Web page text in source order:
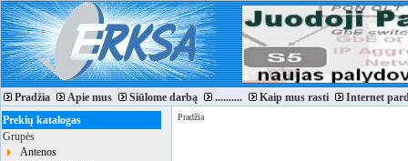
Pradžia Apie mus Siūlome darbą .......... Kaip mus rasti
Internet
Prekių katalogas
Grupės
Antenos
Pradžia